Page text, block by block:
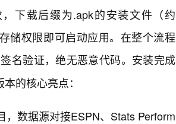
下载后缀为.apk的安装文件（约
储权限即可启动应用。在整个流程
名验证，绝无恶意代码。安装完成
的核心亮点：
数据源对接ESPN、Stats Perform